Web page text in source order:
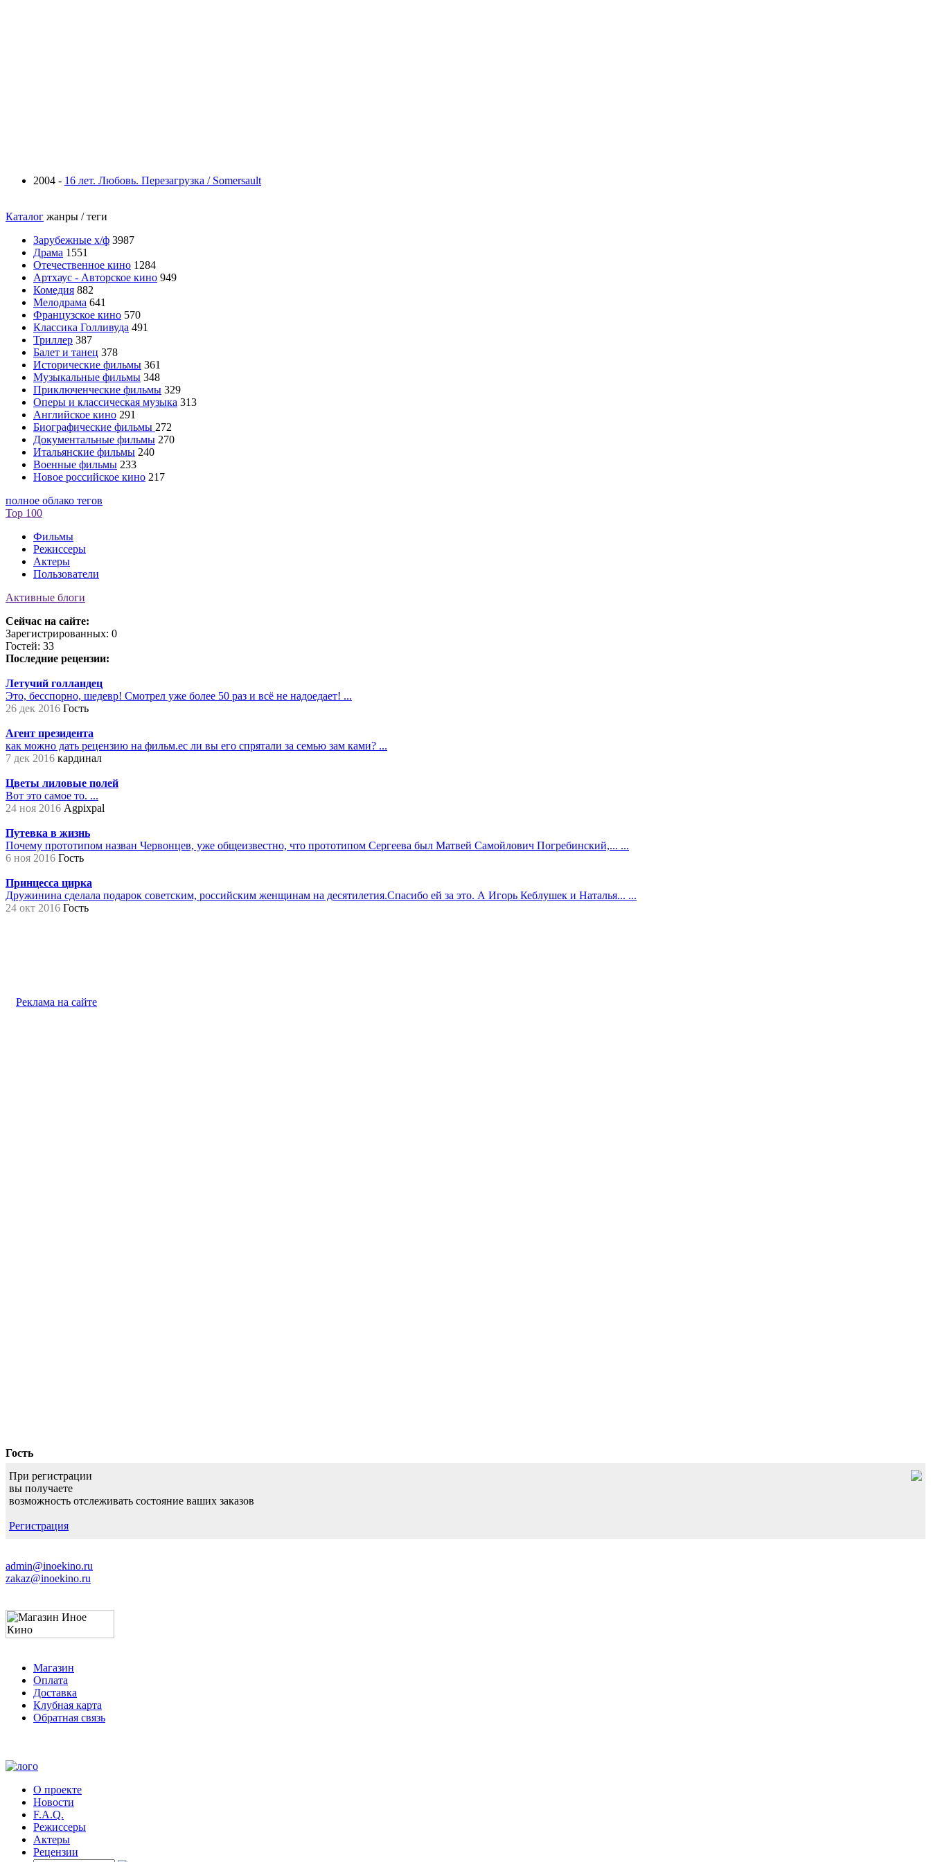
2004 - 16 лет. Любовь. Перезагрузка / Somersault
Каталог жанры / теги
Зарубежные х/ф 3987
Драма 1551
Отечественное кино 1284
Артхаус - Авторское кино 949
Комедия 882
Мелодрама 641
Французское кино 570
Классика Голливуда 491
Триллер 387
Балет и танец 378
Исторические фильмы 361
Музыкальные фильмы 348
Приключенческие фильмы 329
Оперы и классическая музыка 313
Английское кино 291
Биографические фильмы 272
Документальные фильмы 270
Итальянские фильмы 240
Военные фильмы 233
Новое российское кино 217
полное облако тегов
Top 100
Фильмы
Режиссеры
Актеры
Пользователи
Активные блоги
Сейчас на сайте:
Зарегистрированных: 0
Гостей: 33
Последние рецензии:
Летучий голландец
Это, бесспорно, шедевр! Смотрел уже более 50 раз и всё не надоедает! ...
26 дек 2016 Гость
Агент президента
как можно дать рецензию на фильм.ес ли вы его спрятали за семью зам ками? ...
7 дек 2016 кардинал
Цветы лиловые полей
Вот это самое то. ...
24 ноя 2016 Agpixpal
Путевка в жизнь
Почему прототипом назван Червонцев, уже общеизвестно, что прототипом Сергеева был Матвей Самойлович Погребинский,... ...
6 ноя 2016 Гость
Принцесса цирка
Дружинина сделала подарок советским, российским женщинам на десятилетия.Спасибо ей за это. А Игорь Кеблушек и Наталья... ...
24 окт 2016 Гость
Реклама на сайте
Гость
При регистрации
вы получаете
возможность отслеживать состояние ваших заказов
Регистрация
admin@inoekino.ru
zakaz@inoekino.ru
Магазин
Оплата
Доставка
Клубная карта
Обратная связь
О проекте
Новости
F.A.Q.
Режиссеры
Актеры
Рецензии